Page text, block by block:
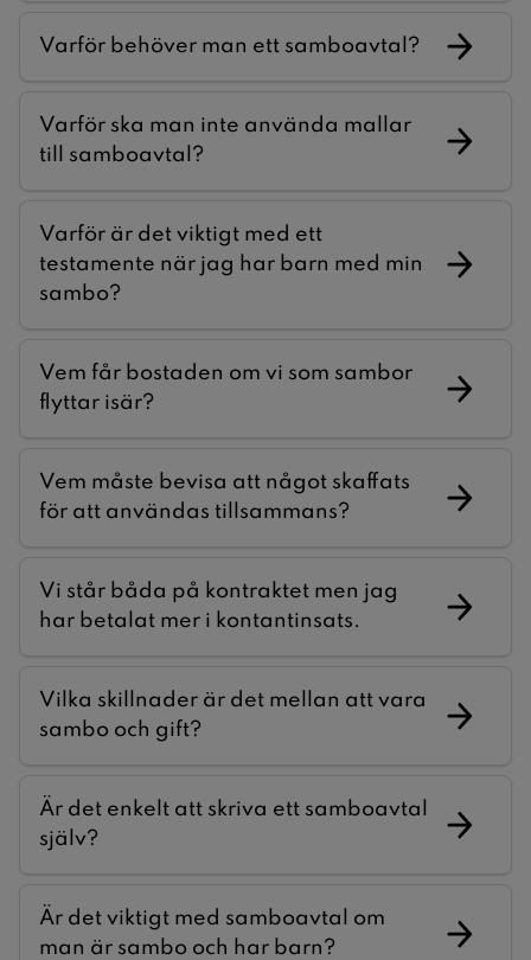
Varför behöver man ett samboavtal?
Varför ska man inte använda mallar
till samboavtal?
Varför är det viktigt med ett
testamente när jag har barn med min
sambo?
Vem får bostaden om vi som sambor
flyttar isär?
Vem måste bevisa att något skaffats
för att användas tillsammans?
Vi står båda på kontraktet men jag
har betalat mer i kontantinsats.
Vilka skillnader är det mellan att vara
sambo och gift?
Är det enkelt att skriva ett samboavtal
själv?
Är det viktigt med samboavtal om
man är sambo och har barn?